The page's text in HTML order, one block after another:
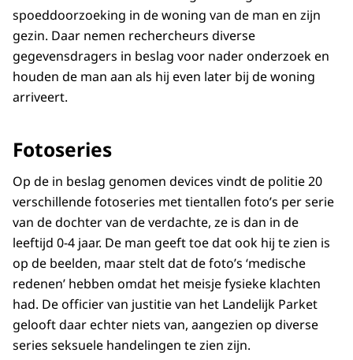
spoeddoorzoeking in de woning van de man en zijn
gezin. Daar nemen rechercheurs diverse
gegevensdragers in beslag voor nader onderzoek en
houden de man aan als hij even later bij de woning
arriveert.
Fotoseries
Op de in beslag genomen devices vindt de politie 20
verschillende fotoseries met tientallen foto’s per serie
van de dochter van de verdachte, ze is dan in de
leeftijd 0-4 jaar. De man geeft toe dat ook hij te zien is
op de beelden, maar stelt dat de foto’s ‘medische
redenen’ hebben omdat het meisje fysieke klachten
had. De officier van justitie van het Landelijk Parket
gelooft daar echter niets van, aangezien op diverse
series seksuele handelingen te zien zijn.